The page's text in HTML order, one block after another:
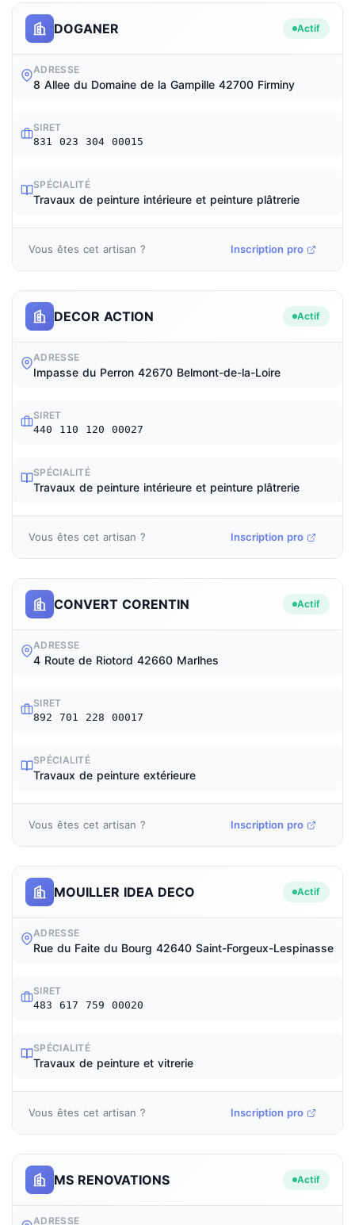
DOGANER Actif
ADRESSE
8 Allee du Domaine de la Gampille 42700 Firminy
SIRET
831 023 304 00015
SPÉCIALITÉ
Travaux de peinture intérieure et peinture plâtrerie
Vous êtes cet artisan ? Inscription pro
DECOR ACTION Actif
ADRESSE
Impasse du Perron 42670 Belmont-de-la-Loire
SIRET
440 110 120 00027
SPÉCIALITÉ
Travaux de peinture intérieure et peinture plâtrerie
Vous êtes cet artisan ? Inscription pro
CONVERT CORENTIN Actif
ADRESSE
4 Route de Riotord 42660 Marlhes
SIRET
892 701 228 00017
SPÉCIALITÉ
Travaux de peinture extérieure
Vous êtes cet artisan ? Inscription pro
MOUILLER IDEA DECO Actif
ADRESSE
Rue du Faite du Bourg 42640 Saint-Forgeux-Lespinasse
SIRET
483 617 759 00020
SPÉCIALITÉ
Travaux de peinture et vitrerie
Vous êtes cet artisan ? Inscription pro
MS RENOVATIONS Actif
ADRESSE